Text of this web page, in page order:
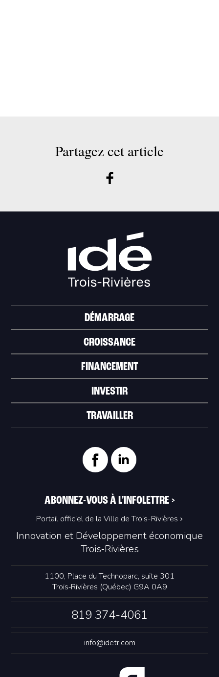
Partagez cet article
Innovation et Développement économique
Trois‑Rivières
1100, Place du Technoparc, suite 301
Trois‑Rivières (Québec) G9A 0A9
819 374-4061
info@idetr.com
DÉMARRAGE
CROISSANCE
FINANCEMENT
INVESTIR
TRAVAILLER
ABONNEZ-VOUS À L'INFOLETTRE >
Portail officiel de la Ville de Trois-Rivières